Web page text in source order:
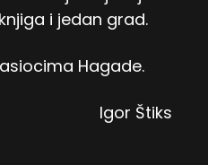
i jedan grad.
Hagade.
Igor Štiks